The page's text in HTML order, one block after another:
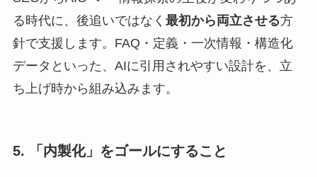
る時代に、後追いではなく 最初から両立させる方
針で支援します。FAQ・定義・一次情報・構造化
データといった、AIに引用されやすい設計を、立
ち上げ時から組み込みます。
5. 「内製化」をゴールにすること